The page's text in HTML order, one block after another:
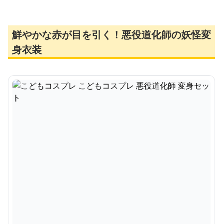
鮮やかな赤が目を引く！悪役道化師の妖怪変
身衣装